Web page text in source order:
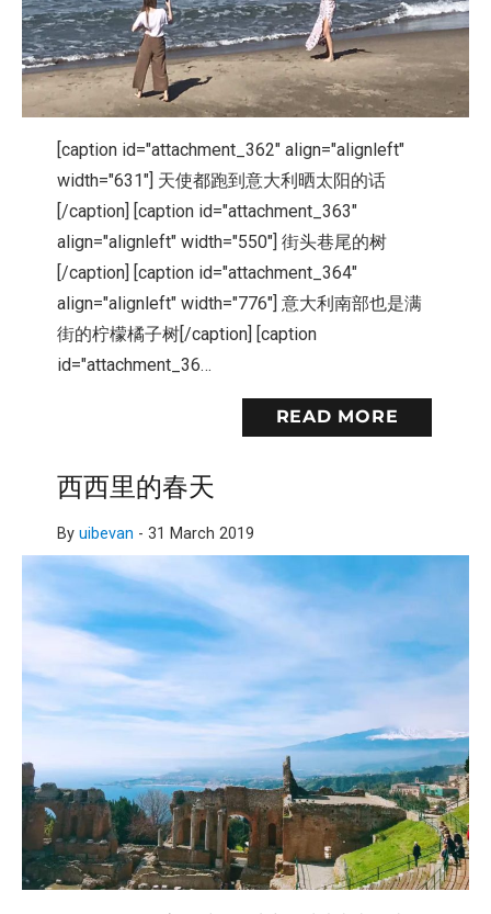
[caption id="attachment_362" align="alignleft"
width="631"] 天使都跑到意大利晒太阳的话
[/caption] [caption id="attachment_363"
align="alignleft" width="550"] 街头巷尾的树
[/caption] [caption id="attachment_364"
align="alignleft" width="776"] 意大利南部也是满
街的柠檬橘子树[/caption] [caption
id="attachment_36…
READ MORE
西西里的春天
By uibevan - 31 March 2019